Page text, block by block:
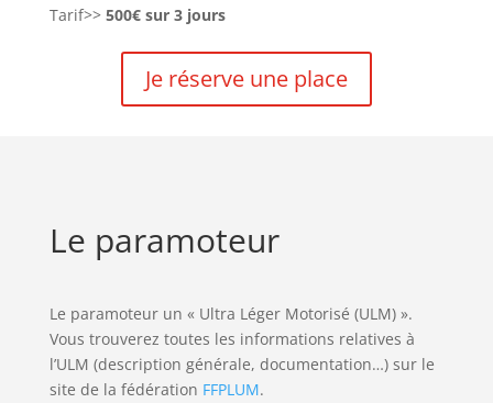
Tarif>> 500€ sur 3 jours
Je réserve une place
Le paramoteur
Le paramoteur un « Ultra Léger Motorisé (ULM) ».
Vous trouverez toutes les informations relatives à
l’ULM (description générale, documentation…) sur le
site de la fédération FFPLUM.